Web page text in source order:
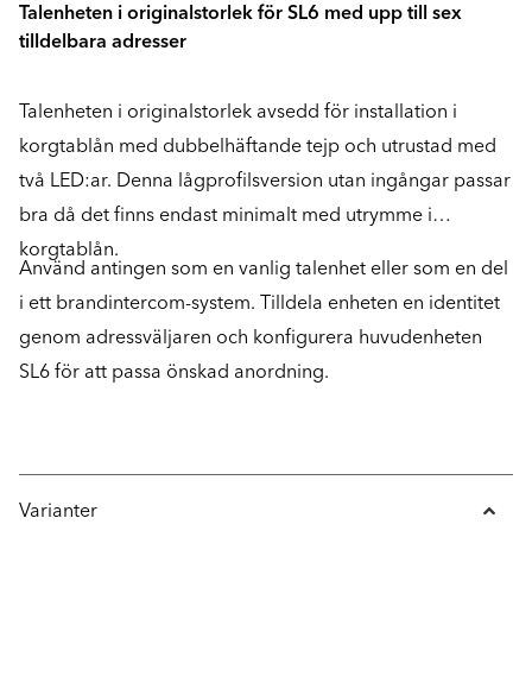
Talenheten i originalstorlek för SL6 med upp till sex
tilldelbara adresser
Talenheten i originalstorlek avsedd för installation i
korgtablån med dubbelhäftande tejp och utrustad med
två LED:ar. Denna lågprofilsversion utan ingångar passar
bra då det finns endast minimalt med utrymme i
korgtablån.
Använd antingen som en vanlig talenhet eller som en del
i ett brandintercom-system. Tilldela enheten en identitet
genom adressväljaren och konfigurera huvudenheten
SL6 för att passa önskad anordning.
Varianter